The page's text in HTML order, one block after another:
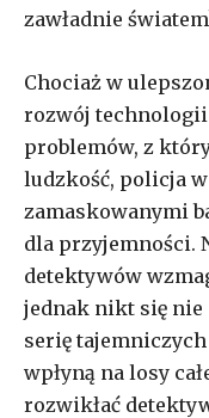
zawładnie
Chociaż w
rozwój
problemów, z
ludzkość, policja
zamaskowanymi
dla przyjemności.
detektywów
jednak nikt się nie
serię
wpłyną na losy
rozwikłać